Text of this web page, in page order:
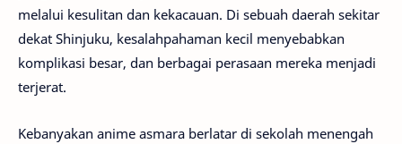
melalui kesulitan dan kekacauan. Di sebuah daerah sekitar
dekat Shinjuku, kesalahpahaman kecil menyebabkan
komplikasi besar, dan berbagai perasaan mereka menjadi
terjerat.
Kebanyakan anime asmara berlatar di sekolah menengah